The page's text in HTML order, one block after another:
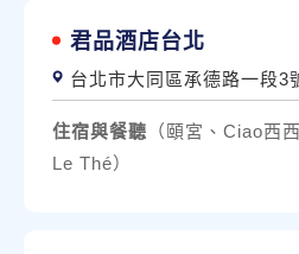
君品酒店台北
台北市大同區承德路一段3
住宿與餐聽 （頤宮、Ciao西
Le Thé）